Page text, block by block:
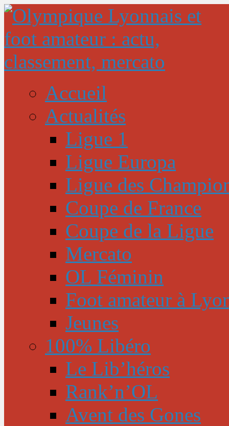
Accueil
Actualités
Ligue 1
Ligue Europa
Ligue des
Coupe de France
Coupe de la Ligue
Mercato
OL Féminin
Foot amateur à
Jeunes
100% Libéro
Le Lib’héros
Rank’n’OL
Avent des Gones